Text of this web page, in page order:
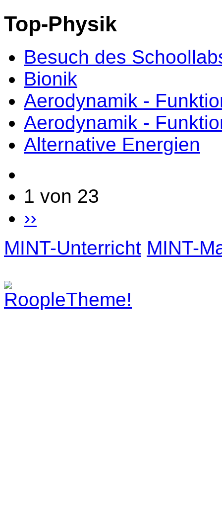
Top-Physik
Besuch des
Bionik
Aerodynamik -
Aerodynamik -
Alternative Energien
1 von 23
››
MINT-Unterricht MINT-